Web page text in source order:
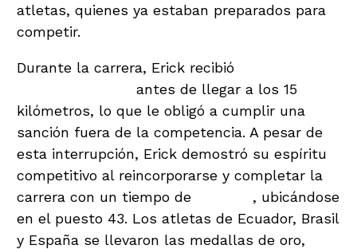
atletas, quienes ya estaban preparados para
competir.
Durante la carrera, Erick recibió
antes de llegar a los 15
kilómetros, lo que le obligó a cumplir una
sanción fuera de la competencia. A pesar de
esta interrupción, Erick demostró su espíritu
competitivo al reincorporarse y completar la
carrera con un tiempo de
, ubicándose
en el puesto 43. Los atletas de Ecuador, Brasil
y España se llevaron las medallas de oro,